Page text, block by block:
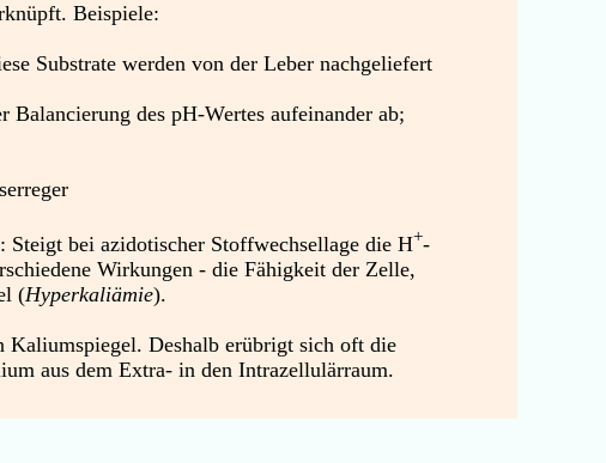
. Beispiele:
Substrate werden von der Leber nachgeliefert
des pH-Wertes aufeinander ab;
: Steigt bei azidotischer Stoffwechsellage die H+-
Wirkungen - die Fähigkeit der Zelle,
(Hyperkaliämie).
Deshalb erübrigt sich oft die
aus dem Extra- in den Intrazellulärraum.